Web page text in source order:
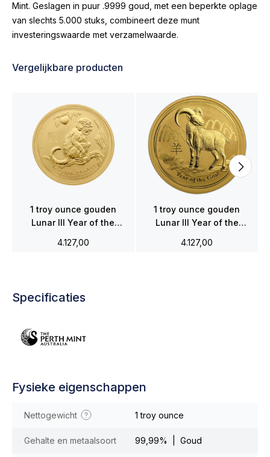
Mint. Geslagen in puur .9999 goud, met een beperkte oplage
van slechts 5.000 stuks, combineert deze munt
investeringswaarde met verzamelwaarde.
Vergelijkbare producten
1 troy ounce gouden
Lunar III Year of the
4.127,00
1 troy ounce gouden
Lunar III Year of the
4.127,00
Specificaties
Fysieke eigenschappen
Nettogewicht 1 troy ounce
Gehalte en metaalsoort 99,99% | Goud